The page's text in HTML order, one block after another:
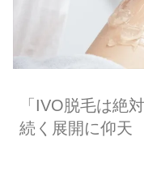
「IVO脱毛は絶
続く展開に仰天